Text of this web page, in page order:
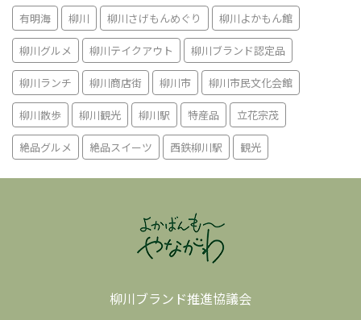
有明海 柳川 柳川さげもんめぐり 柳川よかもん館
柳川グルメ 柳川テイクアウト 柳川ブランド認定品
柳川ランチ 柳川商店街 柳川市 柳川市民文化会館
柳川散歩 柳川観光 柳川駅 特産品 立花宗茂
絶品グルメ 絶品スイーツ 西鉄柳川駅 観光
柳川ブランド推進協議会